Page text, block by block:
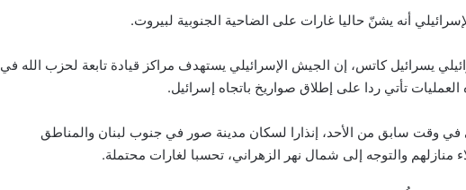
أنه يشنّ حاليا غارات على الضاحية الجنوبية لبيروت.
يسرائيل كاتس، إن الجيش الإسرائيلي يستهدف مراكز قيادة تابعة لحزب الله في
تأتي ردا على إطلاق صواريخ باتجاه إسرائيل.
في وقت سابق من الأحد، إنذارا لسكان مدينة صور في جنوب لبنان والمناطق
منازلهم والتوجه إلى شمال نهر الزهراني، تحسبا لغارات محتملة.